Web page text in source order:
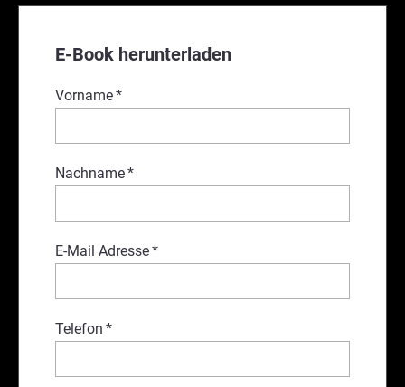
E-Book herunterladen
Vorname*
Nachname*
E-Mail Adresse*
Telefon *